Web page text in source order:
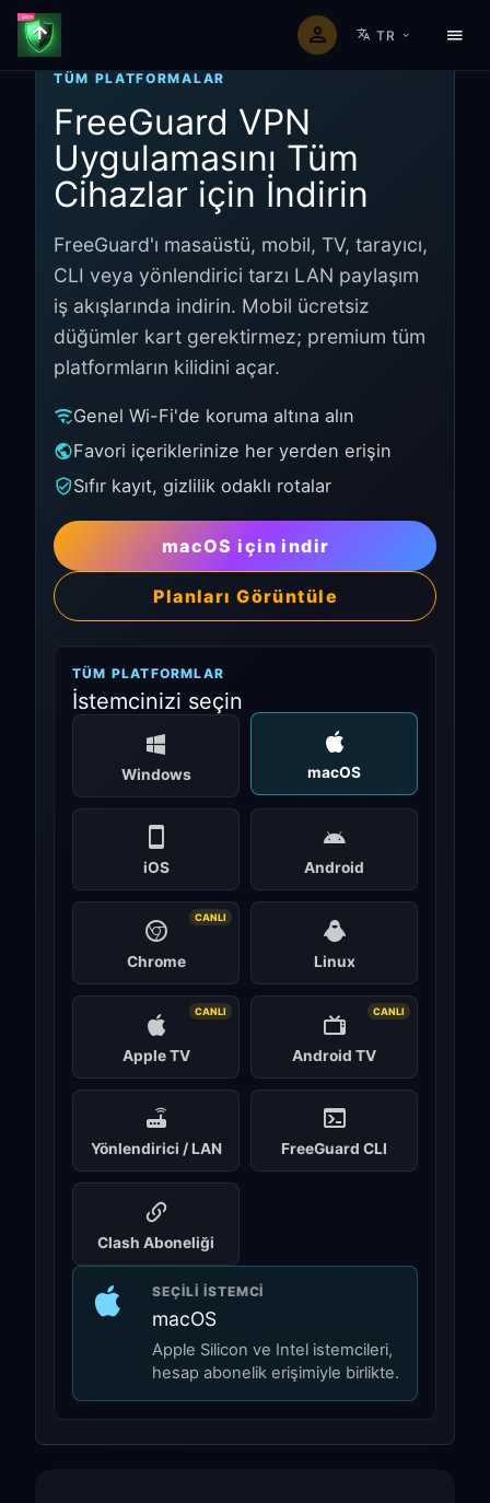
TR
TÜM PLATFORMALAR
FreeGuard VPN
Uygulamasını Tüm
Cihazlar için İndirin
FreeGuard'ı masaüstü, mobil, TV, tarayıcı,
CLI veya yönlendirici tarzı LAN paylaşım
iş akışlarında indirin. Mobil ücretsiz
düğümler kart gerektirmez; premium tüm
platformların kilidini açar.
Genel Wi-Fi'de koruma altına alın
Favori içeriklerinize her yerden erişin
Sıfır kayıt, gizlilik odaklı rotalar
macOS için indir
Planları Görüntüle
TÜM PLATFORMLAR
İstemcinizi seçin
Windows macOS
iOS Android
Chrome
CANLI
Linux
Apple TV
CANLI
Android TV
CANLI
Yönlendirici / LAN FreeGuard CLI
Clash Aboneliği
SEÇILI ISTEMCI
macOS
Apple Silicon ve Intel istemcileri,
hesap abonelik erişimiyle birlikte.